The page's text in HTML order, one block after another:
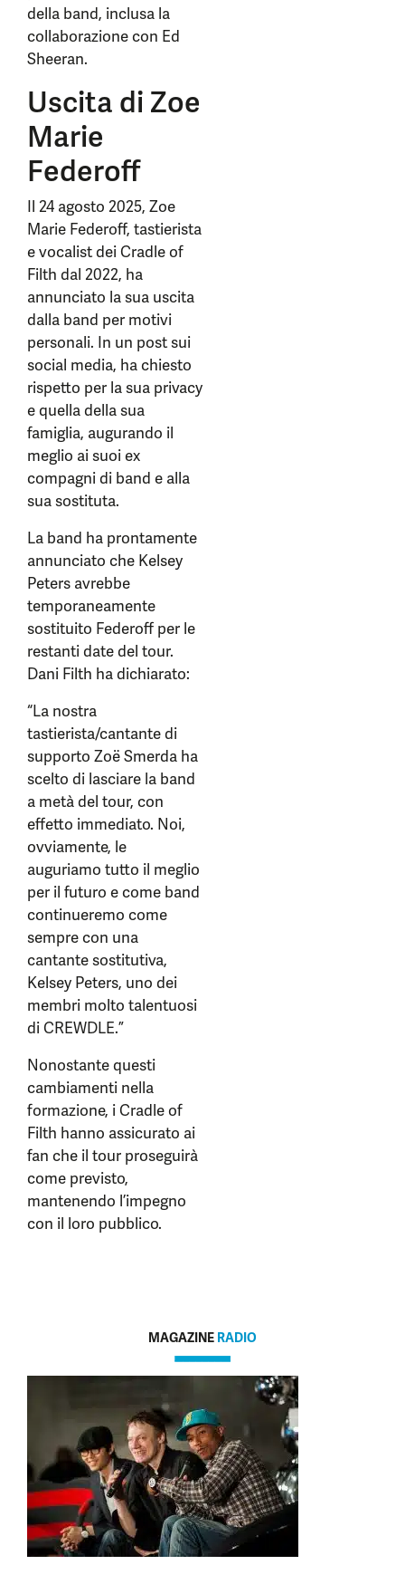
della band, inclusa la
collaborazione con Ed
Sheeran.
Uscita di Zoe
Marie
Federoff
Il 24 agosto 2025, Zoe
Marie Federoff, tastierista
e vocalist dei Cradle of
Filth dal 2022, ha
annunciato la sua uscita
dalla band per motivi
personali. In un post sui
social media, ha chiesto
rispetto per la sua privacy
e quella della sua
famiglia, augurando il
meglio ai suoi ex
compagni di band e alla
sua sostituta.
La band ha prontamente
annunciato che Kelsey
Peters avrebbe
temporaneamente
sostituito Federoff per le
restanti date del tour.
Dani Filth ha dichiarato:
“La nostra
tastierista/cantante di
supporto Zoë Smerda ha
scelto di lasciare la band
a metà del tour, con
effetto immediato. Noi,
ovviamente, le
auguriamo tutto il meglio
per il futuro e come band
continueremo come
sempre con una
cantante sostitutiva,
Kelsey Peters, uno dei
membri molto talentuosi
di CREWDLE.”
Nonostante questi
cambiamenti nella
formazione, i Cradle of
Filth hanno assicurato ai
fan che il tour proseguirà
come previsto,
mantenendo l’impegno
con il loro pubblico.
MAGAZINE RADIO